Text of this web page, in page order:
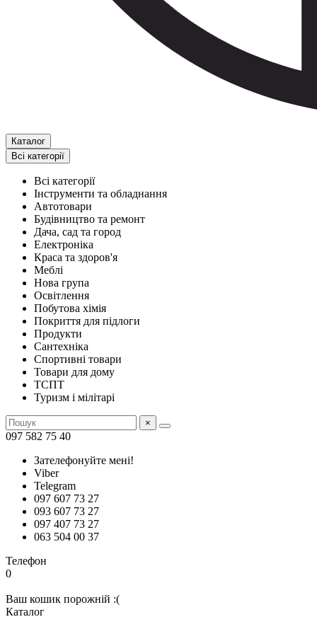
Каталог
Всі категорії
Всі категорії
Інструменти та обладнання
Автотовари
Будівництво та ремонт
Дача, сад та город
Електроніка
Краса та здоров'я
Меблі
Нова група
Освітлення
Побутова хімія
Покриття для підлоги
Продукти
Сантехніка
Спортивні товари
Товари для дому
ТСПТ
Туризм і мілітарі
×
097 582 75 40
Зателефонуйте мені!
Viber
Telegram
097 607 73 27
093 607 73 27
097 407 73 27
063 504 00 37
Телефон
0
Ваш кошик порожній :(
Каталог